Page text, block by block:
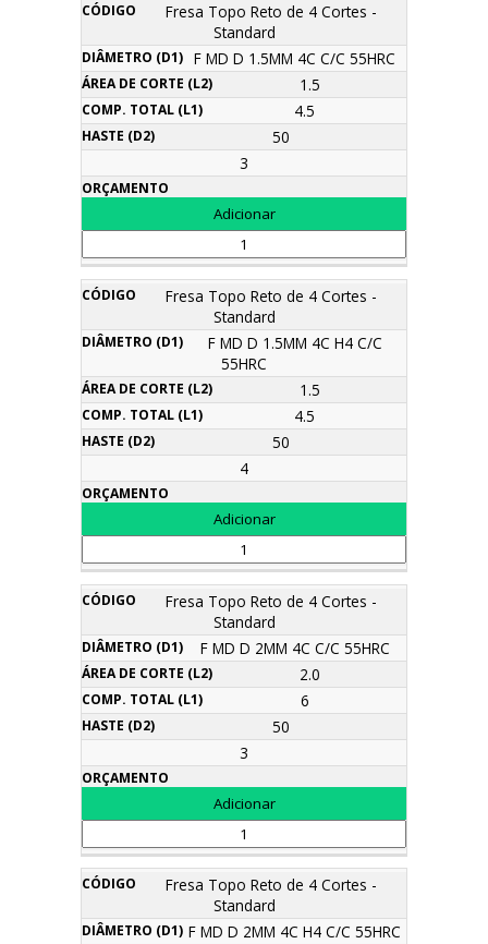
Fresa Topo Reto de 4 Cortes -
Standard
F MD D 1.5MM 4C C/C 55HRC
1.5
4.5
50
3
Fresa Topo Reto de 4 Cortes -
Standard
F MD D 1.5MM 4C H4 C/C
55HRC
1.5
4.5
50
4
Fresa Topo Reto de 4 Cortes -
Standard
F MD D 2MM 4C C/C 55HRC
2.0
6
50
3
Fresa Topo Reto de 4 Cortes -
Standard
F MD D 2MM 4C H4 C/C 55HRC